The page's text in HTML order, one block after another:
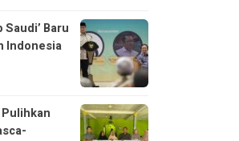
Saudi’ Baru
Indonesia